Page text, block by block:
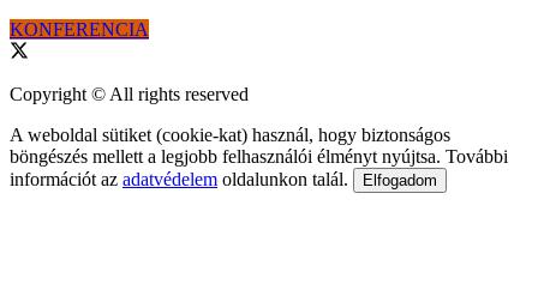
KONFERENCIA
Copyright © All rights reserved
A weboldal sütiket (cookie-kat) használ, hogy biztonságos
böngészés mellett a legjobb felhasználói élményt nyújtsa. További
információt az adatvédelem oldalunkon talál. Elfogadom